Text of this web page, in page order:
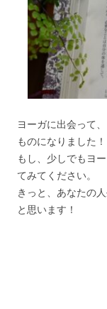
ヨーガに出会って
ものになりました！
もし、少しでもヨ
てみてください。
きっと、あなたの
と思います！